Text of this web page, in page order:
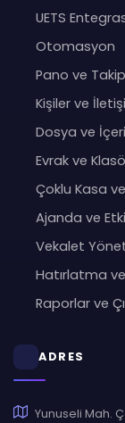
UETS
Otomasyon
Pano ve Takip
Kişiler ve
Dosya ve
Evrak ve
Çoklu Kasa
Ajanda ve
Vekalet
Hatırlatma
Raporlar ve
ADRES
Yunuseli Mah.